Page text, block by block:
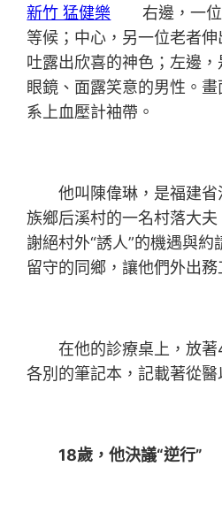
新竹 猛健樂 右邊，一位
等候；中心，另一位老者伸
吐露出欣喜的神色；左邊
眼鏡、面露笑意的男性。
系上血壓計袖帶。
他叫陳偉琳，是福建省
族鄉后溪村的一名村落大
謝絕村外“誘人”的機遇與約
留守的同鄉，讓他們外出務
在他的診療桌上，放著
各別的筆記本，記載著從醫
18歲，他決議“逆行”